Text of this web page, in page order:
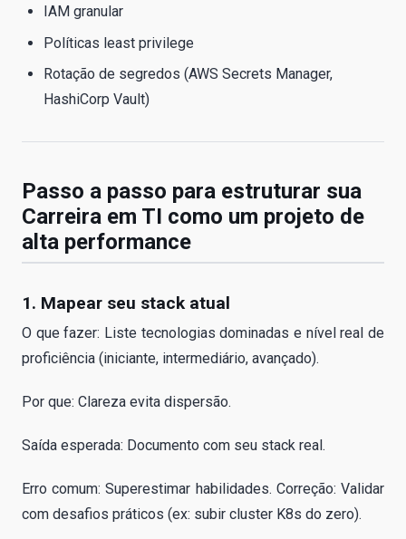
IAM granular
Políticas least privilege
Rotação de segredos (AWS Secrets Manager,
HashiCorp Vault)
Passo a passo para estruturar sua
Carreira em TI como um projeto de
alta performance
1. Mapear seu stack atual
O que fazer: Liste tecnologias dominadas e nível real de
proficiência (iniciante, intermediário, avançado).
Por que: Clareza evita dispersão.
Saída esperada: Documento com seu stack real.
Erro comum: Superestimar habilidades. Correção: Validar
com desafios práticos (ex: subir cluster K8s do zero).